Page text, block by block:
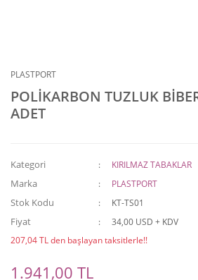
PLASTPORT
POLİKARBON TUZLUK
ADET
Kategori KIRILMAZ TABAKLAR
Marka PLASTPORT
Stok Kodu KT-TS01
Fiyat
34,00 USD + KDV
207,04 TL den başlayan taksitlerle!!
1.941,00 TL